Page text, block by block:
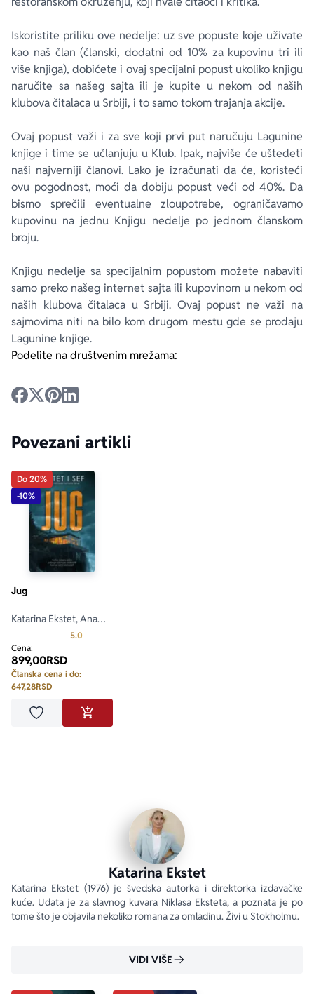
Iskoristite priliku ove nedelje: uz sve popuste koje uživate
kao naš član (članski, dodatni od 10% za kupovinu tri ili
više knjiga), dobićete i ovaj specijalni popust ukoliko knjigu
naručite sa našeg sajta ili je kupite u nekom od naših
klubova čitalaca u Srbiji, i to samo tokom trajanja akcije.
Ovaj popust važi i za sve koji prvi put naručuju Lagunine
knjige i time se učlanjuju u Klub. Ipak, najviše će uštedeti
naši najverniji članovi. Lako je izračunati da će, koristeći
ovu pogodnost, moći da dobiju popust veći od 40%. Da
bismo sprečili eventualne zloupotrebe, ograničavamo
kupovinu na jednu Knjigu nedelje po jednom članskom
broju.
Knjigu nedelje sa specijalnim popustom možete nabaviti
samo preko našeg internet sajta ili kupovinom u nekom od
naših klubova čitalaca u Srbiji. Ovaj popust ne važi na
sajmovima niti na bilo kom drugom mestu gde se prodaju
Lagunine knjige.
Podelite na društvenim mrežama:
Povezani artikli
Do 20%
-10%
Jug
Katarina Ekstet, Ana
5.0
Cena:
899,00RSD
Članska cena i do:
647,28RSD
Dodaj u omiljeneDODAJ U KORPU
Katarina Ekstet
Katarina Ekstet (1976) je švedska autorka i direktorka izdavačke
kuće. Udata je za slavnog kuvara Niklasa Eksteta, a poznata je po
tome što je objavila nekoliko romana za omladinu. Živi u Stokholmu.
VIDI VIŠE